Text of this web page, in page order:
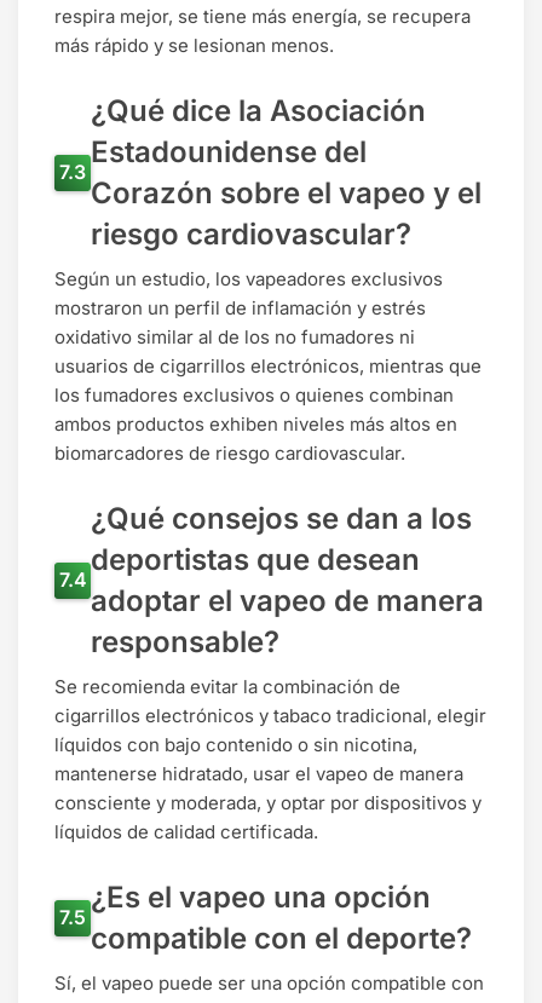
respira mejor, se tiene más energía, se recupera
más rápido y se lesionan menos.
¿Qué dice la Asociación
Estadounidense del
Corazón sobre el vapeo y el
riesgo cardiovascular?
Según un estudio, los vapeadores exclusivos
mostraron un perfil de inflamación y estrés
oxidativo similar al de los no fumadores ni
usuarios de cigarrillos electrónicos, mientras que
los fumadores exclusivos o quienes combinan
ambos productos exhiben niveles más altos en
biomarcadores de riesgo cardiovascular.
¿Qué consejos se dan a los
deportistas que desean
adoptar el vapeo de manera
responsable?
Se recomienda evitar la combinación de
cigarrillos electrónicos y tabaco tradicional, elegir
líquidos con bajo contenido o sin nicotina,
mantenerse hidratado, usar el vapeo de manera
consciente y moderada, y optar por dispositivos y
líquidos de calidad certificada.
¿Es el vapeo una opción
compatible con el deporte?
Sí, el vapeo puede ser una opción compatible con